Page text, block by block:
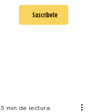
Suscríbete
5 min de lectura